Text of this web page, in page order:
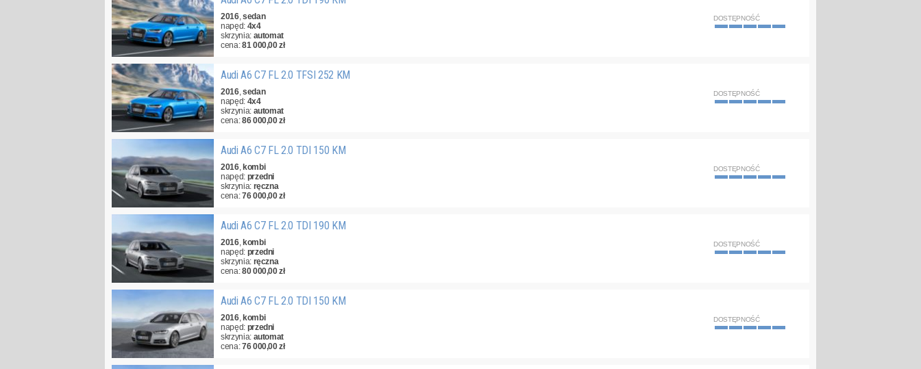
2016,sedan
napęd: 4x4
skrzynia: automat
cena:81 000,00 zł
DOSTĘPNOŚĆ
Audi A6 C7 FL 2.0 TFSI 252 KM
2016,sedan
napęd: 4x4
skrzynia: automat
cena:86 000,00 zł
DOSTĘPNOŚĆ
Audi A6 C7 FL 2.0 TDI 150 KM
2016, kombi
napęd: przedni
skrzynia: ręczna
cena:76 000,00 zł
DOSTĘPNOŚĆ
Audi A6 C7 FL 2.0 TDI 190 KM
2016, kombi
napęd: przedni
skrzynia: ręczna
cena:80 000,00 zł
DOSTĘPNOŚĆ
Audi A6 C7 FL 2.0 TDI 150 KM
2016, kombi
napęd: przedni
skrzynia: automat
cena:76 000,00 zł
DOSTĘPNOŚĆ